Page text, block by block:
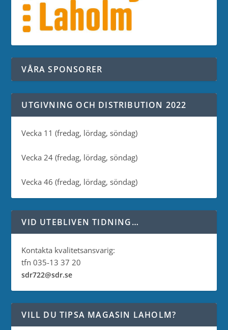
VÅRA SPONSORER
UTGIVNING OCH DISTRIBUTION 2022
Vecka 11 (fredag, lördag, söndag)
Vecka 24 (fredag, lördag, söndag)
Vecka 46 (fredag, lördag, söndag)
VID UTEBLIVEN TIDNING…
Kontakta kvalitetsansvarig:
tfn 035-13 37 20
sdr722@sdr.se
VILL DU TIPSA MAGASIN LAHOLM?